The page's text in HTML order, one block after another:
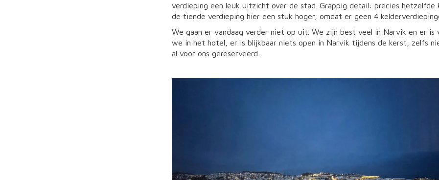
verdieping een leuk uitzicht over de stad. Grappig detail: precies hetzelfde
de tiende verdieping hier een stuk hoger, omdat er geen 4
We gaan er vandaag verder niet op uit. We zijn best veel in Narvik en er
we in het hotel, er is blijkbaar niets open in Narvik tijdens de kerst, zelfs
al voor ons gereserveerd.